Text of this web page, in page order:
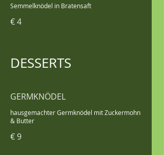
Semmelknödel in Bratensaft
€ 4
DESSERTS
GERMKNÖDEL
hausgemachter Germknödel mit Zuckermohn
& Butter
€ 9